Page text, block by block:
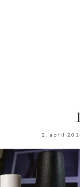
2. april